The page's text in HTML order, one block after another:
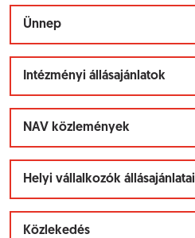
Ünnep
Intézményi állásajánlatok
NAV közlemények
Helyi vállalkozók állásajánlatai
Közlekedés